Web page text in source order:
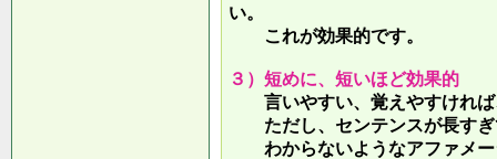
い。
これが効果的です。
３）短めに、短いほど効果的
言いやすい、覚えやすければ
ただし、センテンスが長すぎ
わからないようなアファメー